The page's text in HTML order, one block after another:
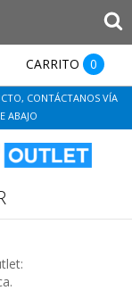
CARRITO 0
CONTÁCTANOS VÍA
ABAJO